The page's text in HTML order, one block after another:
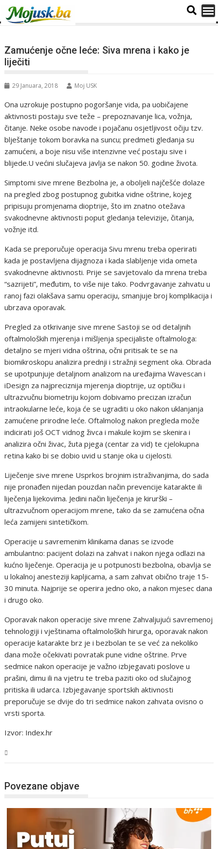
Zamućenje očne leće: Siva mrena i kako je
liječiti
29 Januara, 2018 Moj USK
Ona uzrokuje postupno pogoršanje vida, pa uobičajene
aktivnosti postaju sve teže – prepoznavanje lica, vožnja,
čitanje. Neke osobe navode i pojačanu osjetljivost očiju tzv.
blještanje tokom boravka na suncu; predmeti gledanja su
zamućeni, a boje nisu više intenzivne već postaju sive i
blijede.U većini slučajeva javlja se nakon 50. godine života.
Simptomi sive mrene Bezbolna je, a oboljeli najčešće dolaze
na pregled zbog postupnog gubitka vidne oštrine, kojeg
pripisuju promjenama dioptrije, što im znatno otežava
svakodnevne aktivnosti poput gledanja televizije, čitanja,
vožnje itd.
Kada se preporučuje operacija Sivu mrenu treba operirati
kada je postavljena dijagnoza i kada slabljenje vida ometa
svakodnevne aktivnosti. Prije se savjetovalo da mrena treba
“sazrijeti”, međutim, to više nije tako. Podvrgavanje zahvatu u
ranoj fazi olakšava samu operaciju, smanjuje broj komplikacija i
ubrzava oporavak.
Pregled za otkrivanje sive mrene Sastoji se od detaljnih
oftalmoloških mjerenja i mišljenja specijaliste oftalmologa:
detaljno se mjeri vidna oštrina, očni pritisak te se na
biomikroskopu analizira prednji i stražnji segment oka. Obrada
se upotpunjuje detaljnom analizom na uređajima Wavescan i
iDesign za najpreciznija mjerenja dioptrije, uz optičku i
ultrazvučnu biometriju kojom dobivamo precizan izračun
intraokularne leće, koja će se ugraditi u oko nakon uklanjanja
zamućene prirodne leće. Oftalmolog nakon pregleda može
indicirati još OCT vidnog živca i makule kojim se skenira i
analizira očni živac, žuta pjega (centar za vid) te cjelokupna
retina kako bi se dobio uvid u stanje oka u cijelosti.
Liječenje sive mrene Usprkos brojnim istraživanjima, do sada
nije pronađen nijedan pouzdan način prevencije katarakte ili
liječenja lijekovima. Jedini način liječenja je kirurški –
ultrazvučnom operacijom mrene, tako da se zamućena očna
leća zamijeni sintetičkom.
Operacije u savremenim klinikama danas se izvode
ambulantno: pacijent dolazi na zahvat i nakon njega odlazi na
kućno liječenje. Operacija je u potpunosti bezbolna, obavlja se
u lokalnoj anesteziji kapljicama, a sam zahvat obično traje 15-
30 minuta. Najprije se operira jedno oko, a nakon mjesec dana
i drugo oko.
Oporavak nakon operacije sive mrene Zahvaljujući savremenoj
tehnologiji i vještinama oftalmoloških hirurga, oporavak nakon
operacije katarakte brz je i bezbolan te se već za nekoliko
dana može očekivati povratak pune vidne oštrine. Prve
sedmice nakon operacije je važno izbjegavati poslove u
prašini, dimu ili na vjetru te treba paziti oko od slučajnog
pritiska ili udarca. Izbjegavanje sportskih aktivnosti
preporučuje se dvije do tri sedmice nakon zahvata ovisno o
vrsti sporta.
Izvor: Index.hr
Povezane objave